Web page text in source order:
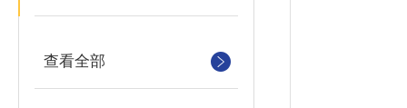
查看全部